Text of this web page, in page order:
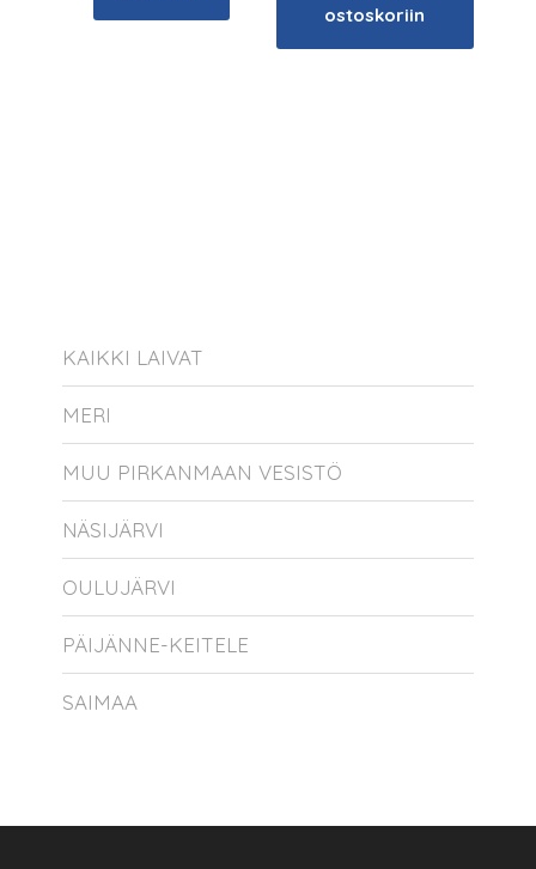
ostoskoriin
KAIKKI LAIVAT
MERI
MUU PIRKANMAAN VESISTÖ
NÄSIJÄRVI
OULUJÄRVI
PÄIJÄNNE-KEITELE
SAIMAA